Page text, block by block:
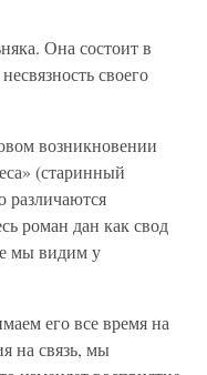
Она состоит в
своего
возникновении
(старинный
различаются
роман дан как свод
мы видим у
его все время на
на связь, мы